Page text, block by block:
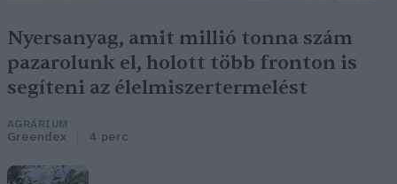
Nyersanyag, amit millió tonna szám
pazarolunk el, holott több fronton is
segíteni az élelmiszertermelést
AGRÁRIUM
Greendex 4 perc